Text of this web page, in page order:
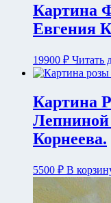
Картина
Евгения
19900 ₽ Читать
Картина
Лепниной
Корнеева.
5500 ₽ В